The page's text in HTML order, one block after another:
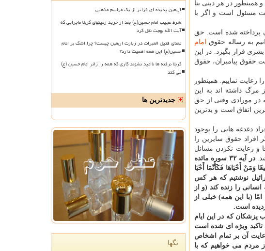
و همینطور در هر دینی بنا
مسئول است و اگر با
پرداخته شده است. حق
به رساله حقوق
امام
قرار بگیرد. در این
حقوق پیامبران، حقوق
نماییم. همینطور
مرگ داشته اند به این
در مورادی وقتی از حق
اتفاق است و بدترین
دغدغه هایی را بوجود
افراد حقوق سایرین را
و رعایت نكردن مسائل
در آیه ۳۲ سوره مائده
أَحْیَاهَا فَكَأَنَّمَا أَحْیَا
نوشتیم كه هر كس
را زنده كند (و از
(با این همه) خیلی از
است.
كه در این ایام
ویژه ای شده است
آن بر تمام اشخاص
مردم می خواهیم كه با
اربعین پدیده ای فراتر از یک مراسم مذهبی
شرط عجیب امام حسین(ع) بعد از خرید زمینهای کربلا ماجرایی که
آیت الله بهجت نقل کرد
معنای قتیل العبرات در زیارت اربعین چیست؟ چرا اشک بر امام
حسین(ع) این همه اهمیت دارد؟
کربلا نرفته ها ناامید نشوند کاری که همه را زائر امام حسین (ع)
می کند
جدیدترین ها
تگها